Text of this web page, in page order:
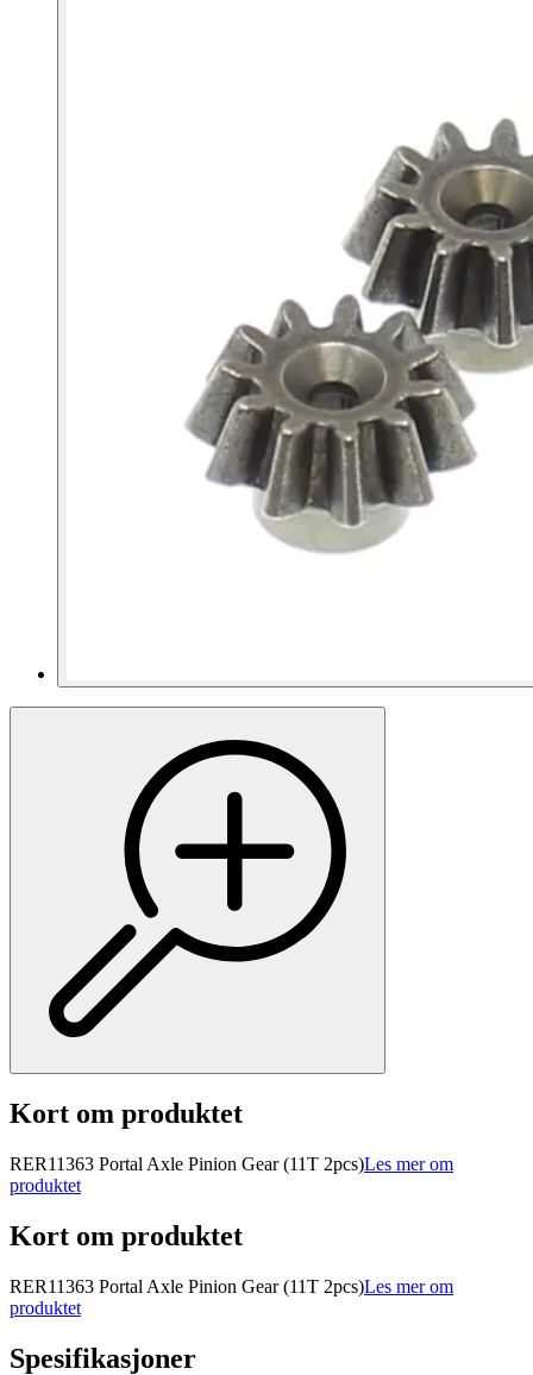
Kort om produktet
RER11363 Portal Axle Pinion Gear (11T 2pcs)Les mer om
produktet
Kort om produktet
RER11363 Portal Axle Pinion Gear (11T 2pcs)Les mer om
produktet
Spesifikasjoner